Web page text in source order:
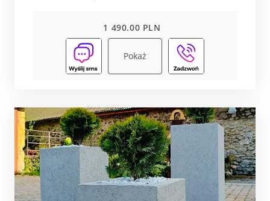
1 490.00 PLN
Pokaż